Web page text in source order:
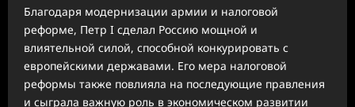
Благодаря модернизации армии и налоговой
реформе, Петр I сделал Россию мощной и
влиятельной силой, способной конкурировать с
европейскими державами. Его мера налоговой
реформы также повлияла на последующие правления
и сыграла важную роль в экономическом развитии